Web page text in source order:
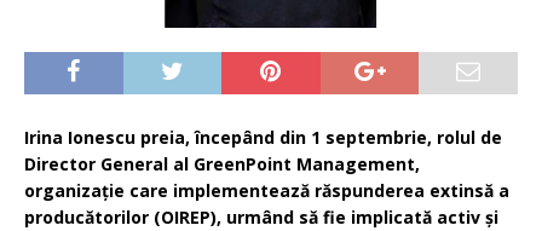
Irina Ionescu preia, începând din 1 septembrie, rolul de
Director General al GreenPoint Management,
organizație care implementează răspunderea extinsă a
producătorilor (OIREP), urmând să fie implicată activ și